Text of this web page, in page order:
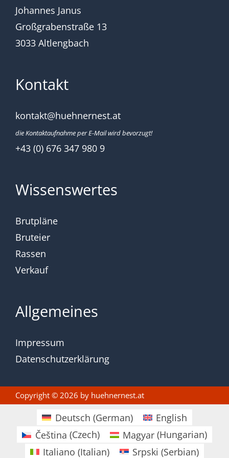
Johannes Janus
Großgrabenstraße 13
3033 Altlengbach
Kontakt
kontakt@huehnernest.at
die Kontaktaufnahme per E-Mail wird bevorzugt!
+43 (0) 676 347 980 9
Wissenswertes
Brutpläne
Bruteier
Rassen
Verkauf
Allgemeines
Impressum
Datenschutzerklärung
Copyright © 2026 by huehnernest.at
Deutsch (German)
English
Čeština (Czech) Magyar(Hungarian)
Italiano (Italian) Srpski (Serbian)